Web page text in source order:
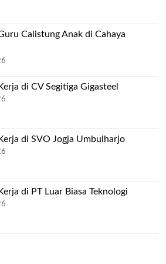
Calistung Anak di Cahaya
di CV Segitiga Gigasteel
di SVO Jogja Umbulharjo
di PT Luar Biasa Teknologi